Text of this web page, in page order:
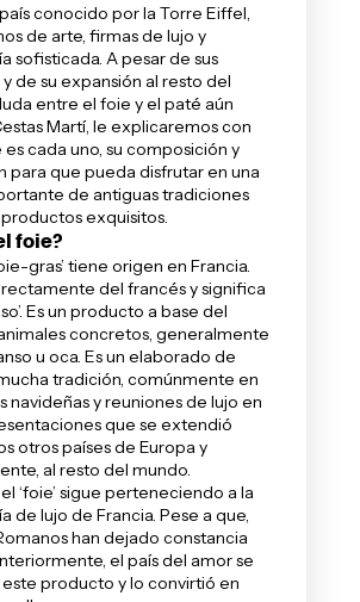
conocido por la Torre Eiffel,
de arte, firmas de lujo y
sofisticada. A pesar de sus
de su expansión al resto del
entre el foie y el paté aún
Martí, le explicaremos con
cada uno, su composición y
para que pueda disfrutar en una
de antiguas tradiciones
exquisitos.
foie?
gras’ tiene origen en Francia.
del francés y significa
Es un producto a base del
concretos, generalmente
u oca. Es un elaborado de
tradición, comúnmente en
navideñas y reuniones de lujo en
que se extendió
otros países de Europa y
al resto del mundo.
‘foie’ sigue perteneciendo a la
de lujo de Francia. Pese a que,
han dejado constancia
el país del amor se
producto y lo convirtió en